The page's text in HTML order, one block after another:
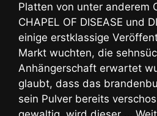
Platten von unter anderem
CHAPEL OF DISEASE und
einige erstklassige
Markt wuchten, die
Anhängerschaft erwartet
glaubt, dass das
sein Pulver bereits